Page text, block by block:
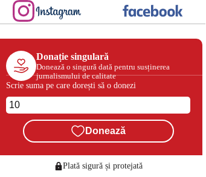
Donație singulară
Donează o singură dată pentru susținerea
jurnalismului de calitate
Scrie suma pe care dorești să o donezi
Donează
Plată sigură și protejată